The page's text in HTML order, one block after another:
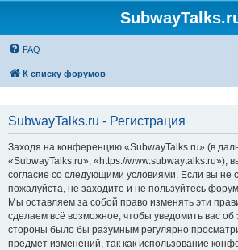
FAQ
К списку форумов
SubwayTalks.ru - Регистрация
Заходя на конференцию «SubwayTalks.ru» (в
«SubwayTalks.ru», «https://www.subwaytalks.ru»),
согласие со следующими условиями. Если вы не
пожалуйста, не заходите и не пользуйтесь
Мы оставляем за собой право изменять эти
сделаем всё возможное, чтобы уведомить вас об
стороны было бы разумным регулярно
предмет изменений, так как использование